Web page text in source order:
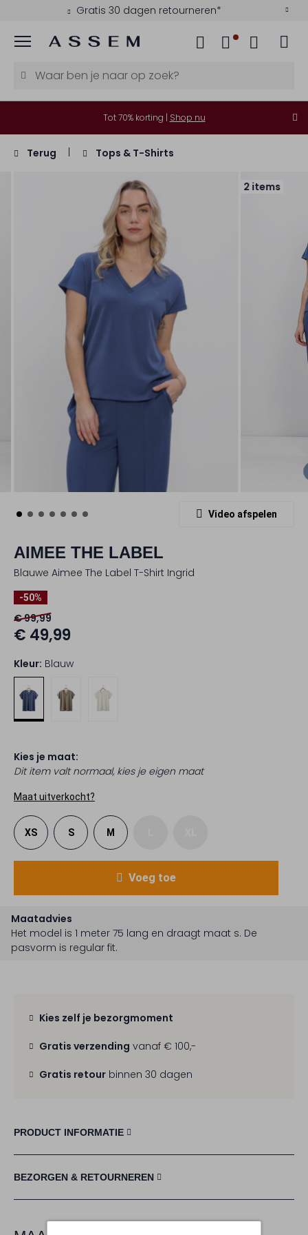
Gratis 30 dagen retourneren*
Menu
Tot 70% korting | Shop nu
Terug Tops & T-Shirts
2 items
Video afspelen
AIMEE THE LABEL
Blauwe Aimee The Label T-Shirt Ingrid
-50%
€ 99,99
€ 49,99
Kleur: Blauw
Kies je maat:
Dit item valt normaal, kies je eigen maat
Maat uitverkocht?
XS S M
Voeg toe
Maatadvies
Het model is 1 meter 75 lang en draagt maat s. De
pasvorm is regular fit.
Kies zelf je bezorgmoment
Gratis verzending vanaf € 100,-
Gratis retour binnen 30 dagen
PRODUCT INFORMATIE
BEZORGEN & RETOURNEREN